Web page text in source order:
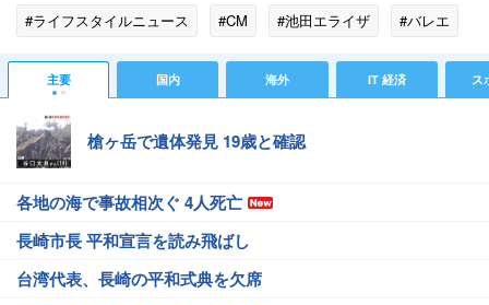
#ライフスタイルニュース #CM #池田エライザ #バレエ
主要 国内 海外 IT 経済 ス
槍ヶ岳で遺体発見 19歳と確認
各地の海で事故相次ぐ 4人死亡
長崎市長 平和宣言を読み飛ばし
台湾代表、長崎の平和式典を欠席